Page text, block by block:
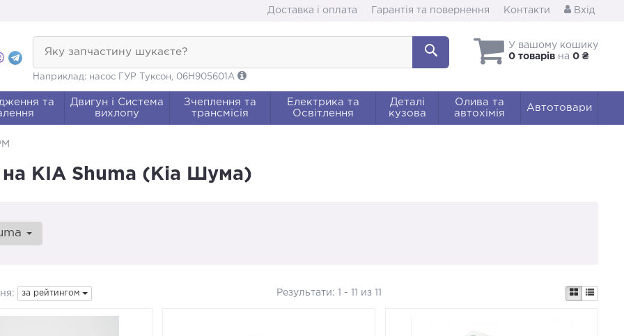
Доставка і оплата Гарантія та повернення Контакти Вхід
У вашому кошику
0 товарів на 0 ₴
Яку запчастину шукаєте?
Наприклад: насос ГУР Туксон, 06H905601A
та
Двигун і Система
вихлопу
Зчеплення та
трансмісія
Електрика та
Освітлення
Деталі
кузова
Олива та
автохімія
Автотовари
KIA Shuma (Кіа Шума)
за рейтингом Результати: 1 - 11 из 11